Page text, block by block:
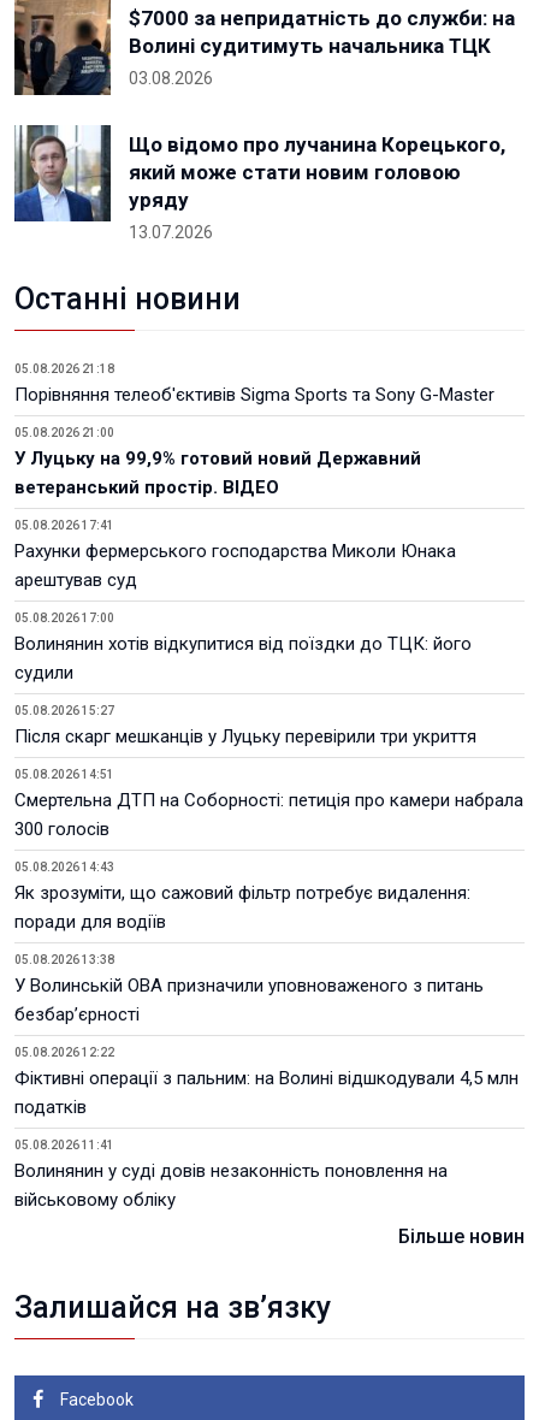
$7000 за непридатність до служби: на
Волині судитимуть начальника ТЦК
03.08.2026
Що відомо про лучанина Корецького,
який може стати новим головою
уряду
13.07.2026
Останні новини
05.08.2026 21:18
Порівняння телеоб'єктивів Sigma Sports та Sony G-Master
05.08.2026 21:00
У Луцьку на 99,9% готовий новий Державний
ветеранський простір. ВІДЕО
05.08.2026 17:41
Рахунки фермерського господарства Миколи Юнака
арештував суд
05.08.2026 17:00
Волинянин хотів відкупитися від поїздки до ТЦК: його
судили
05.08.2026 15:27
Після скарг мешканців у Луцьку перевірили три укриття
05.08.2026 14:51
Смертельна ДТП на Соборності: петиція про камери набрала
300 голосів
05.08.2026 14:43
Як зрозуміти, що сажовий фільтр потребує видалення:
поради для водіїв
05.08.2026 13:38
У Волинській ОВА призначили уповноваженого з питань
безбар’єрності
05.08.2026 12:22
Фіктивні операції з пальним: на Волині відшкодували 4,5 млн
податків
05.08.2026 11:41
Волинянин у суді довів незаконність поновлення на
військовому обліку
Більше новин
Залишайся на зв’язку
Facebook